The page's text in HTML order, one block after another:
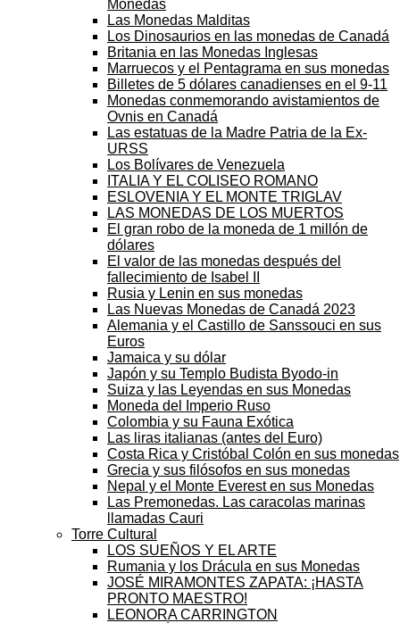
Monedas
Las Monedas Malditas
Los Dinosaurios en las monedas de Canadá
Britania en las Monedas Inglesas
Marruecos y el Pentagrama en sus monedas
Billetes de 5 dólares canadienses en el 9-11
Monedas conmemorando avistamientos de
Ovnis en Canadá
Las estatuas de la Madre Patria de la Ex-
URSS
Los Bolívares de Venezuela
ITALIA Y EL COLISEO ROMANO
ESLOVENIA Y EL MONTE TRIGLAV
LAS MONEDAS DE LOS MUERTOS
El gran robo de la moneda de 1 millón de
dólares
El valor de las monedas después del
fallecimiento de Isabel II
Rusia y Lenin en sus monedas
Las Nuevas Monedas de Canadá 2023
Alemania y el Castillo de Sanssouci en sus
Euros
Jamaica y su dólar
Japón y su Templo Budista Byodo-in
Suiza y las Leyendas en sus Monedas
Moneda del Imperio Ruso
Colombia y su Fauna Exótica
Las liras italianas (antes del Euro)
Costa Rica y Cristóbal Colón en sus monedas
Grecia y sus filósofos en sus monedas
Nepal y el Monte Everest en sus Monedas
Las Premonedas. Las caracolas marinas
llamadas Cauri
Torre Cultural
LOS SUEÑOS Y EL ARTE
Rumania y los Drácula en sus Monedas
JOSÉ MIRAMONTES ZAPATA: ¡HASTA
PRONTO MAESTRO!
LEONORA CARRINGTON